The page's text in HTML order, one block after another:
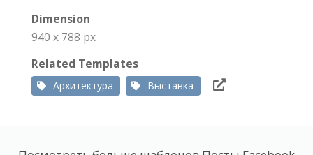
Dimension
940 x 788 px
Related Templates
Архитектура Выставка